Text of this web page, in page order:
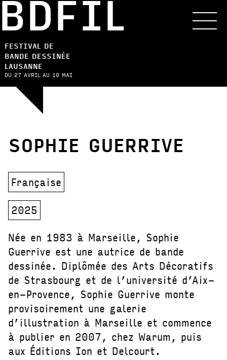
FESTIVAL DE
BANDE DESSINÉE
LAUSANNE
DU 27 AVRIL AU 10 MAI
SOPHIE GUERRIVE
Française
2025
Née en 1983 à Marseille, Sophie
Guerrive est une autrice de bande
dessinée. Diplômée des Arts Décoratifs
de Strasbourg et de l’université d’Aix-
en-Provence, Sophie Guerrive monte
provisoirement une galerie
d’illustration à Marseille et commence
à publier en 2007, chez Warum, puis
aux Éditions Ion et Delcourt.